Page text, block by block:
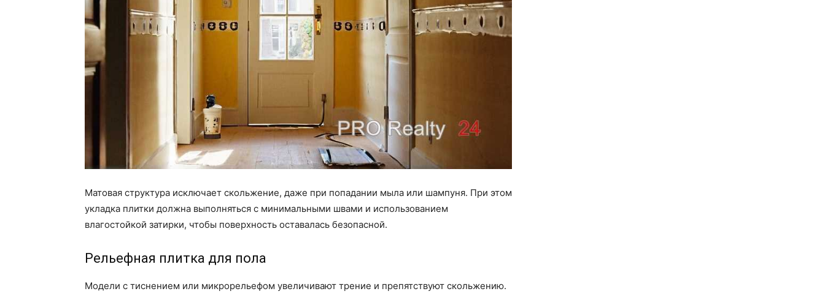
Матовая структура исключает скольжение, даже при попадании мыла или шампуня. При этом
укладка плитки должна выполняться с минимальными швами и использованием
влагостойкой затирки, чтобы поверхность оставалась безопасной.
Рельефная плитка для пола
Модели с тиснением или микрорельефом увеличивают трение и препятствуют скольжению.